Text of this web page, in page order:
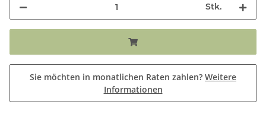
Stk.
Sie möchten in monatlichen Raten zahlen? Weitere
Informationen